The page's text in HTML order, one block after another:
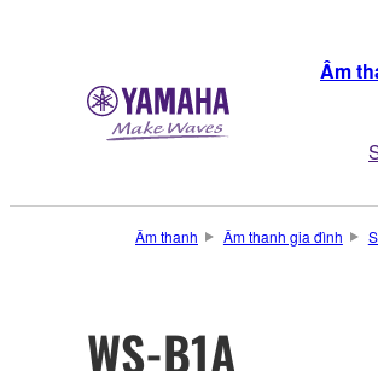
Âm
Âm thanh Âm thanh gia đình
WS-B1A